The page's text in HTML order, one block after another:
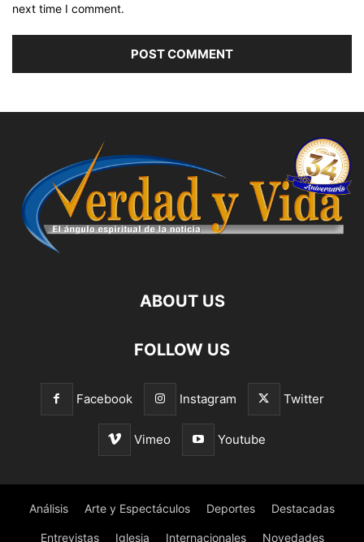
next time I comment.
ABOUT US
FOLLOW US
Facebook Instagram Twitter
Vimeo Youtube
Análisis Arte y Espectáculos Deportes Destacadas
Entrevistas Iglesia Internacionales Novedades